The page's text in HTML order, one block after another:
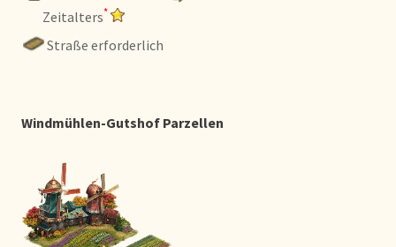
Zeitalters*
Straße erforderlich
Windmühlen-Gutshof Parzellen